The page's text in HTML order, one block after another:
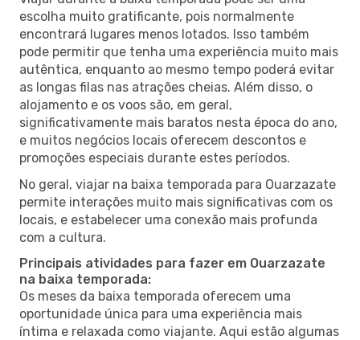
escolha muito gratificante, pois normalmente
encontrará lugares menos lotados. Isso também
pode permitir que tenha uma experiência muito mais
autêntica, enquanto ao mesmo tempo poderá evitar
as longas filas nas atrações cheias. Além disso, o
alojamento e os voos são, em geral,
significativamente mais baratos nesta época do ano,
e muitos negócios locais oferecem descontos e
promoções especiais durante estes períodos.
No geral, viajar na baixa temporada para Ouarzazate
permite interações muito mais significativas com os
locais, e estabelecer uma conexão mais profunda
com a cultura.
Principais atividades para fazer em Ouarzazate
na baixa temporada:
Os meses da baixa temporada oferecem uma
oportunidade única para uma experiência mais
íntima e relaxada como viajante. Aqui estão algumas